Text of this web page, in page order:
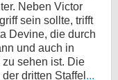
Neben Victor
sein sollte, trifft
Devine, die durch
und auch in
sehen ist. Die
dritten Staffel ...